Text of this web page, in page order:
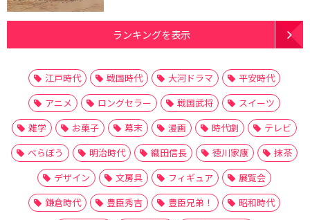
ランキングを表示
江戸時代 戦国時代 大河ドラマ
平安時代
アニメ
ロングセラー 戦国武将
スイーツ
雑学
お菓子 幕末 漫画 時代劇
テレビ
べらぼう
明治時代 織田信長 徳川家康
抹茶
デザイン
文房具 フィギュア
展覧会
鎌倉時代
豊臣秀吉 豊臣兄弟！
昭和時代